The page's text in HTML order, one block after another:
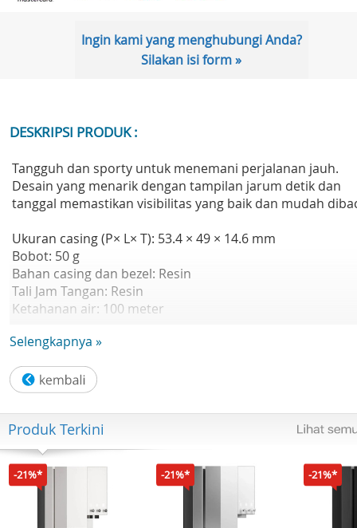
Ingin kami yang menghubungi Anda?
Silakan isi form »
DESKRIPSI PRODUK :
Tangguh dan sporty untuk menemani perjalanan jauh.
Desain yang menarik dengan tampilan jarum detik dan
tanggal memastikan visibilitas yang baik dan mudah
Ukuran casing (P× L× T): 53.4 × 49 × 14.6 mm
Bobot: 50 g
Bahan casing dan bezel: Resin
Tali Jam Tangan: Resin
Ketahanan air: 100 meter
baterai:10 tahun pada CR2012
Akurasi: ±20 detik per bulan
Fitur lainnya:
- Penunjuk waktu reguler: Analog: 3 jarum (jam, menit,
detik)
- Tampilan tanggal
Garansi Resmi 1 Tahun
Include Box, Jam Tangan, Kartu Garansi, Manual
Selengkapnya »
Produk Terkini
-21%* -21%* -21%*